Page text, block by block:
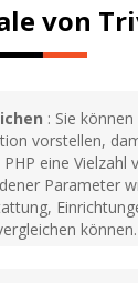
von
: Sie
vorstellen,
eine Vielzahl
Parameter
können.